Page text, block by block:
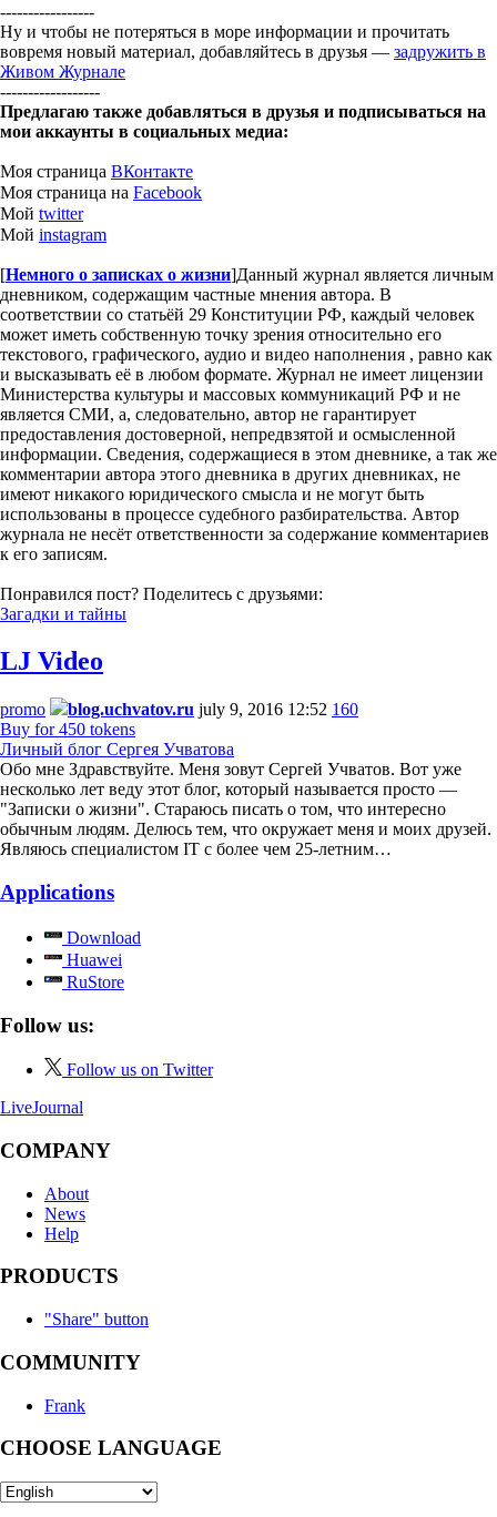
-----------------
Ну и чтобы не потеряться в море информации и прочитать
вовремя новый материал, добавляйтесь в друзья — задружить в
Живом Журнале
------------------
Предлагаю также добавляться в друзья и подписываться на
мои аккаунты в социальных медиа:
Моя страница ВКонтакте
Моя страница на Facebook
Мой twitter
Мой instagram
[Немного о записках о жизни]Данный журнал является личным
дневником, содержащим частные мнения автора. В
соответствии со статьёй 29 Конституции РФ, каждый человек
может иметь собственную точку зрения относительно его
текстового, графического, аудио и видео наполнения , равно как
и высказывать её в любом формате. Журнал не имеет лицензии
Министерства культуры и массовых коммуникаций РФ и не
является СМИ, а, следовательно, автор не гарантирует
предоставления достоверной, непредвзятой и осмысленной
информации. Сведения, содержащиеся в этом дневнике, а так же
комментарии автора этого дневника в других дневниках, не
имеют никакого юридического смысла и не могут быть
использованы в процессе судебного разбирательства. Автор
журнала не несёт ответственности за содержание комментариев
к его записям.
Понравился пост? Поделитесь с друзьями:
Загадки и тайны
LJ Video
promo blog.uchvatov.ru july 9, 2016 12:52 160
Buy for 450 tokens
Личный блог Сергея Учватова
Обо мне Здравствуйте. Меня зовут Сергей Учватов. Вот уже
несколько лет веду этот блог, который называется просто —
"Записки о жизни". Стараюсь писать о том, что интересно
обычным людям. Делюсь тем, что окружает меня и моих друзей.
Являюсь специалистом IT с более чем 25-летним…
Applications
Download
Huawei
RuStore
Follow us:
Follow us on Twitter
LiveJournal
COMPANY
About
News
Help
PRODUCTS
"Share" button
COMMUNITY
Frank
CHOOSE LANGUAGE